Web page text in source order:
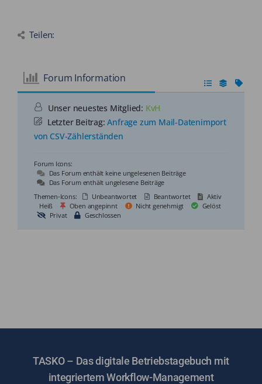
Teilen:
Forum Information
Unser neuestes Mitglied: KvH
Letzter Beitrag:Anfrage zum Mail-Datenimport
von CSV-Zählerständen
Forum Icons:
Das Forum enthält keine ungelesenen Beiträge
Das Forum enthält ungelesene Beiträge
Themen-Icons:
Unbeantwortet Beantwortet
Aktiv
Heiß
Oben angepinnt Nicht genehmigt
Gelöst
Privat
Geschlossen
TASKO – Das digitale Betriebstagebuch mit
integriertem Workflow-Management